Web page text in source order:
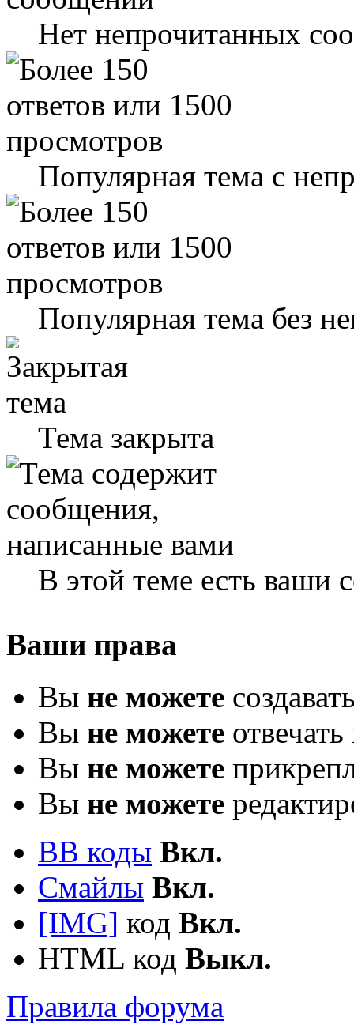
Нет непрочитанных
Популярная тема с
Популярная тема без
Тема закрыта
В этой теме есть ваши
Ваши права
Вы не можете
Вы не можете
Вы не можете
Вы не можете
BB коды Вкл.
Смайлы Вкл.
[IMG] код Вкл.
HTML код Выкл.
Правила форума